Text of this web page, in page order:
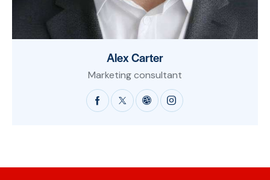
Alex Carter
Marketing consultant